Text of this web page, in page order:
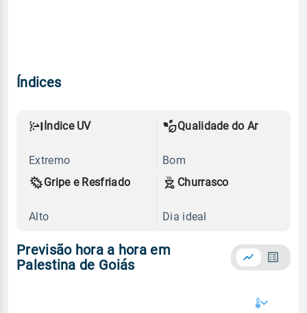
Índices
Índice UV
Extremo
Qualidade do Ar
Bom
Gripe e Resfriado
Alto
Churrasco
Dia ideal
Previsão hora a hora em
Palestina de Goiás